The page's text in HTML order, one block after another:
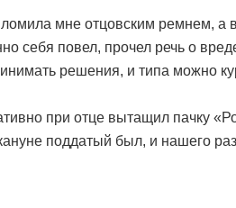
мне отцовским ремнем, а
себя повел, прочел речь о
решения, и типа можно
при отце вытащил пачку
поддатый был, и нашего